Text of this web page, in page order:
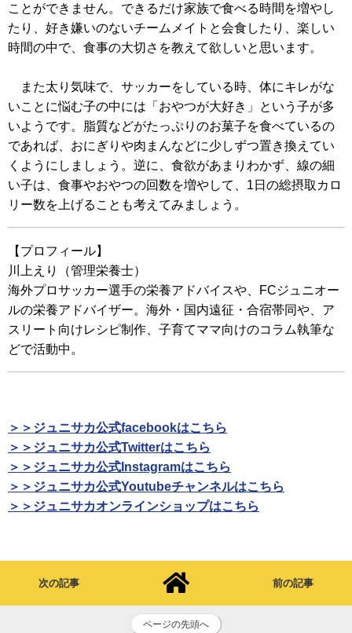
ことができません。できるだけ家族で食べる時間を増やし
たり、好き嫌いのないチームメイトと会食したり、楽しい
時間の中で、食事の大切さを教えて欲しいと思います。
また太り気味で、サッカーをしている時、体にキレがな
いことに悩む子の中には「おやつが大好き」という子が多
いようです。脂質などがたっぷりのお菓子を食べているの
であれば、おにぎりや肉まんなどに少しずつ置き換えてい
くようにしましょう。逆に、食欲があまりわかず、線の細
い子は、食事やおやつの回数を増やして、1日の総摂取カロ
リー数を上げることも考えてみましょう。
【プロフィール】
川上えり（管理栄養士）
海外プロサッカー選手の栄養アドバイスや、FCジュニオー
ルの栄養アドバイザー。海外・国内遠征・合宿帯同や、ア
スリート向けレシピ制作、子育てママ向けのコラム執筆な
どで活動中。
＞＞ジュニサカ公式facebookはこちら
＞＞ジュニサカ公式Twitterはこちら
＞＞ジュニサカ公式Instagramはこちら
＞＞ジュニサカ公式Youtubeチャンネルはこちら
＞＞ジュニサカオンラインショップはこちら
次の記事 前の記事
ページの先頭へ